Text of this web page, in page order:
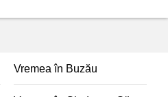
Vremea în Buzău